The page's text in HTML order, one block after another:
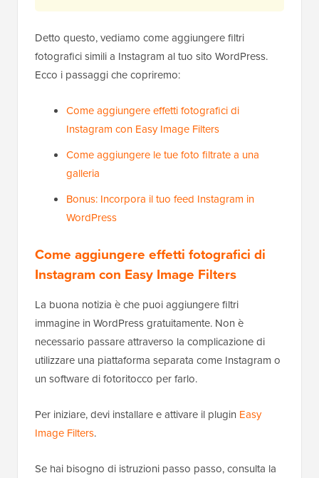
Detto questo, vediamo come aggiungere filtri
fotografici simili a Instagram al tuo sito WordPress.
Ecco i passaggi che copriremo:
Come aggiungere effetti fotografici di
Instagram con Easy Image Filters
Come aggiungere le tue foto filtrate a una
galleria
Bonus: Incorpora il tuo feed Instagram in
WordPress
Come aggiungere effetti fotografici di
Instagram con Easy Image Filters
La buona notizia è che puoi aggiungere filtri
immagine in WordPress gratuitamente. Non è
necessario passare attraverso la complicazione di
utilizzare una piattaforma separata come Instagram o
un software di fotoritocco per farlo.
Per iniziare, devi installare e attivare il plugin Easy
Image Filters.
Se hai bisogno di istruzioni passo passo, consulta la